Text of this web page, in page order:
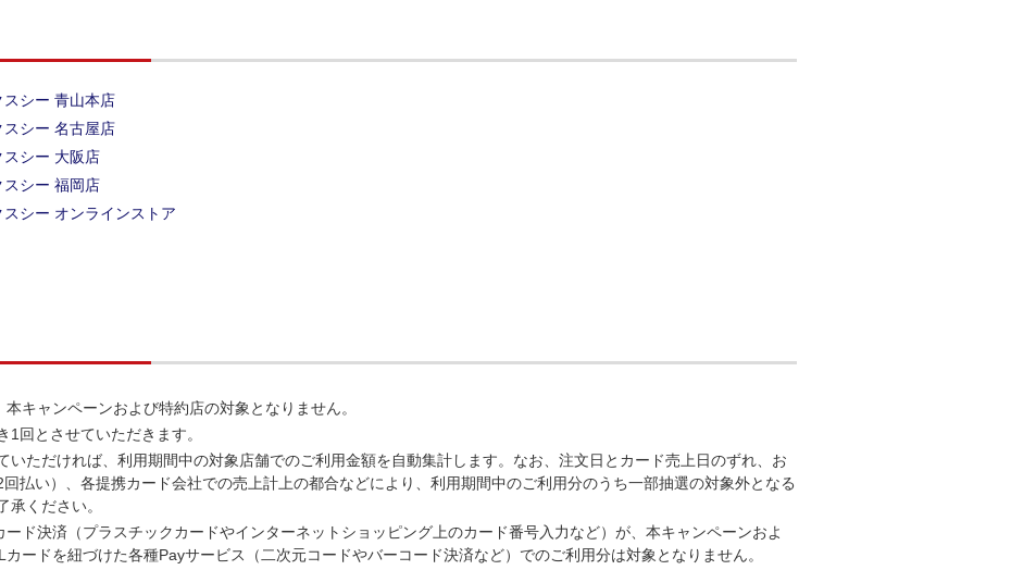
シー 青山本店
シー 名古屋店
スシー 大阪店
スシー 福岡店
シー オンラインストア
キャンペーンおよび特約店の対象となりません。
回とさせていただきます。
いただければ、利用期間中の対象店舗でのご利用金額を自動集計します。なお、注文日とカード売上日のずれ、お
払い）、各提携カード会社での売上計上の都合などにより、利用期間中のご利用分のうち一部抽選の対象外となる
ください。
ド決済（プラスチックカードやインターネットショッピング上のカード番号入力など）が、本キャンペーンおよ
ードを紐づけた各種Payサービス（二次元コードやバーコード決済など）でのご利用分は対象となりません。